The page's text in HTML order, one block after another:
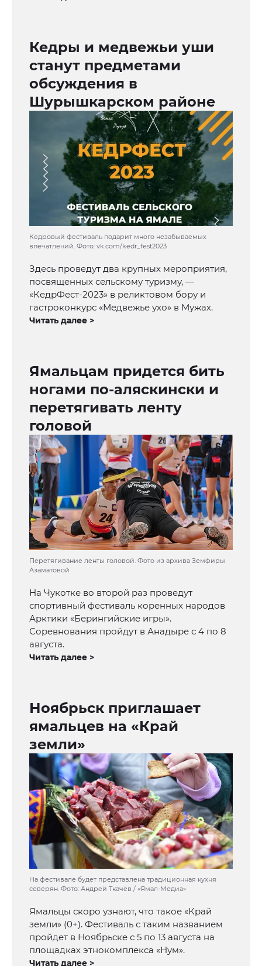
Кедры и медвежьи уши
станут предметами
обсуждения в
Шурышкарском районе
Кедровый фестиваль подарит много незабываемых
впечатлений. Фото: vk.com/kedr_fest2023
Здесь проведут два крупных мероприятия,
посвященных сельскому туризму, —
«КедрФест-2023» в реликтовом бору и
гастроконкурс «Медвежье ухо» в Мужах.
Читать далее >
Ямальцам придется бить
ногами по-аляскински и
перетягивать ленту
головой
Перетягивание ленты головой. Фото из архива Земфиры
Азаматовой
На Чукотке во второй раз проведут
спортивный фестиваль коренных народов
Арктики «Берингийские игры».
Соревнования пройдут в Анадыре с 4 по 8
августа.
Читать далее >
Ноябрьск приглашает
ямальцев на «Край
земли»
На фестивале будет представлена традиционная кухня
северян. Фото: Андрей Ткачёв / «Ямал-Медиа»
Ямальцы скоро узнают, что такое «Край
земли» (0+). Фестиваль с таким названием
пройдет в Ноябрьске с 5 по 13 августа на
площадках этнокомплекса «Нум».
Читать далее >